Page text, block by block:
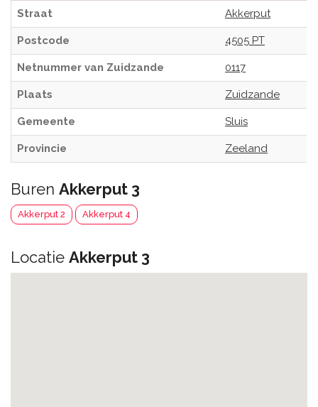
Straat Akkerput
Postcode 4505 PT
Netnummer van Zuidzande 0117
Plaats Zuidzande
Gemeente Sluis
Provincie Zeeland
Buren Akkerput 3
Akkerput 2 Akkerput 4
Locatie Akkerput 3